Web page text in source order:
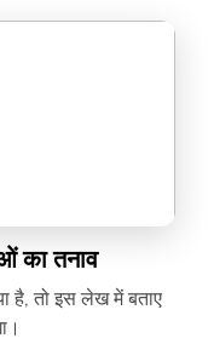
का तनाव
है, तो इस लेख में बताए